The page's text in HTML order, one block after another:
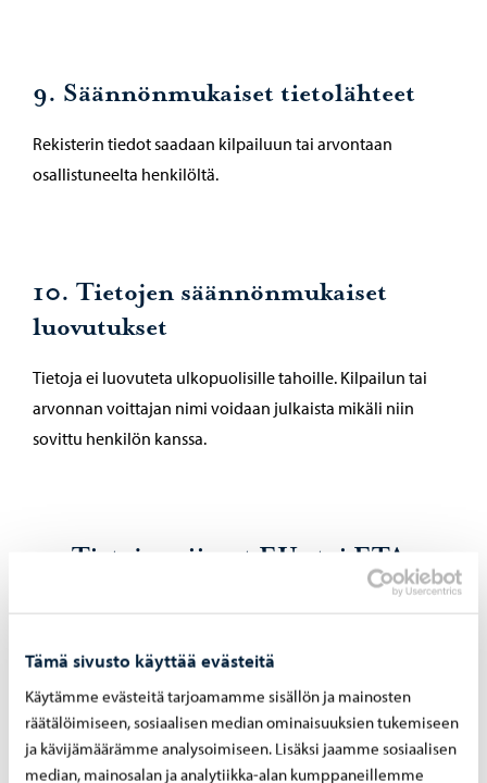
Tämä sivusto käyttää evästeitä
Käytämme evästeitä tarjoamamme sisällön ja mainosten
räätälöimiseen, sosiaalisen median ominaisuuksien tukemiseen
ja kävijämäärämme analysoimiseen. Lisäksi jaamme sosiaalisen
median, mainosalan ja analytiikka-alan kumppaneillemme
9. Säännönmukaiset tietolähteet
Rekisterin tiedot saadaan kilpailuun tai arvontaan
osallistuneelta henkilöltä.
10. Tietojen säännönmukaiset
luovutukset
Tietoja ei luovuteta ulkopuolisille tahoille. Kilpailun tai
arvonnan voittajan nimi voidaan julkaista mikäli niin
sovittu henkilön kanssa.
11. Tietojen siirrot EU- tai ETA-
12. Rekisterin suojauksen